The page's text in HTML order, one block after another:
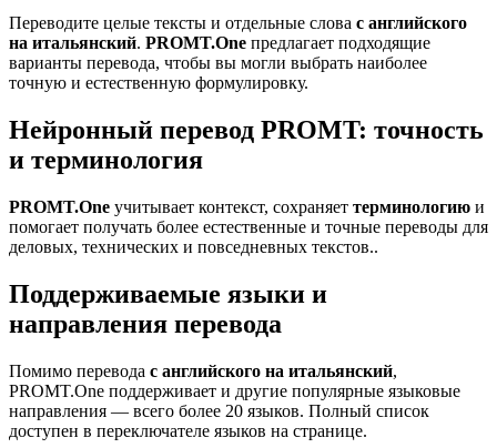
Переводите целые тексты и отдельные слова с английского
на итальянский. PROMT.One предлагает подходящие
варианты перевода, чтобы вы могли выбрать наиболее
точную и естественную формулировку.
Нейронный перевод PROMT: точность
и терминология
PROMT.One учитывает контекст, сохраняет терминологию и
помогает получать более естественные и точные переводы для
деловых, технических и повседневных текстов..
Поддерживаемые языки и
направления перевода
Помимо перевода с английского на итальянский,
PROMT.One поддерживает и другие популярные языковые
направления — всего более 20 языков. Полный список
доступен в переключателе языков на странице.